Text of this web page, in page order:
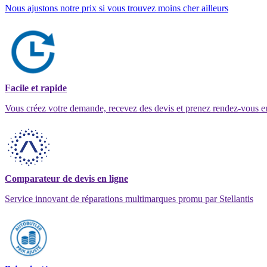
Nous ajustons notre prix si vous trouvez moins cher ailleurs
Facile et rapide
Vous créez votre demande, recevez des devis et prenez rendez-vous
Comparateur de devis en ligne
Service innovant de réparations multimarques promu par Stellantis